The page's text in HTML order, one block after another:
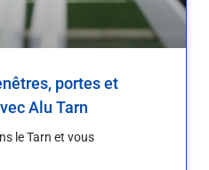
portes et
Alu Tarn
le Tarn et vous